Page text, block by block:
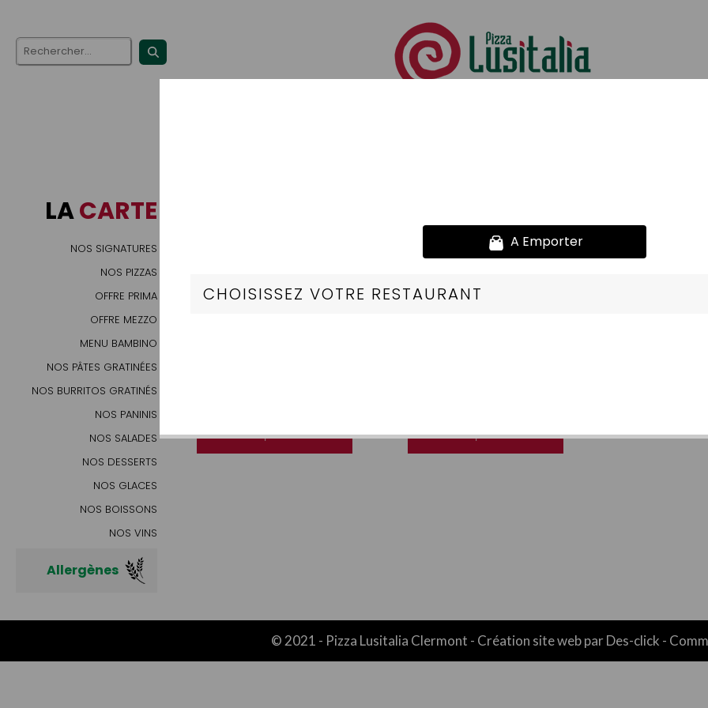
LACARTE
NOS SIGNATURES
NOS PIZZAS
OFFRE PRIMA
OFFRE MEZZO
MENU BAMBINO
NOS PÂTES GRATINÉES
NOS BURRITOS GRATINÉS
NOS PANINIS
NOS SALADES
NOS DESSERTS
NOS GLACES
NOS BOISSONS
NOS VINS
Allergènes
23.00€ | AJOUTER 44.00€ | AJOUTER
© 2021 - Pizza Lusitalia Clermont - Création site web parDes-click -